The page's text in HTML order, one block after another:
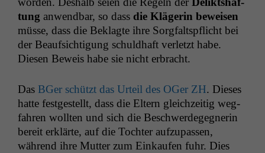
tung anwend­bar, so dass die Klägerin beweisen
müsse, dass die Beklagte ihre Sorgfalt­spflicht bei
der Beauf­sich­ti­gung schuld­haft ver­let­zt habe.
Diesen Beweis habe sie nicht erbracht.
Das BGer schützt das Urteil des OGer ZH. Dieses
hat­te fest­gestellt, dass die Eltern gle­ichzeit­ig weg­
fahren woll­ten und sich die Beschw­erdegeg­ner­in
bere­it erk­lärte, auf die Tochter aufzu­passen,
während ihre Mut­ter zum Einkaufen fuhr. Dies